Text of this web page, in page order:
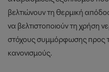
βελτιώνουν τη θερμική
να βελτιστοποιούν τη χρήση
στόχους συμμόρφωσης προς
κανονισμούς.